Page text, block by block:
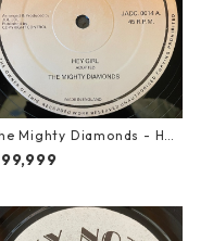
Mighty Diamonds - Hey
【12-50053】